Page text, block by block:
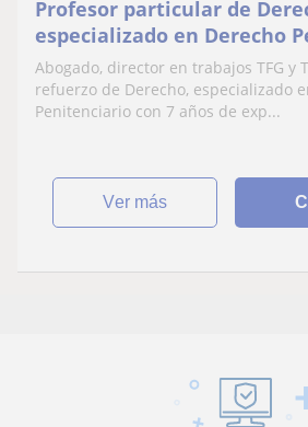
Profesor particular de
especializado en Derecho
y director en trabajos TFG
clases particulares on line
Abogado, director en trabajos TFG y
refuerzo de Derecho, especializado
Penitenciario con 7 años de exp...
ver más